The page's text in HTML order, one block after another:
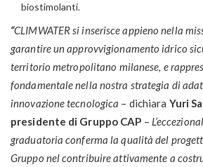
biostimolanti.
“CLIMWATER si inserisce appieno nella
garantire un approvvigionamento idrico
territorio metropolitano milanese, e
fondamentale nella nostra strategia di
innovazione tecnologica – dichiara Yuri
presidente di Gruppo CAP –
graduatoria conferma la qualità del
Gruppo nel contribuire attivamente a